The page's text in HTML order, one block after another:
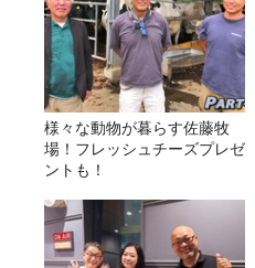
様々な動物が暮らす佐藤牧
場！フレッシュチーズプレゼ
ントも！